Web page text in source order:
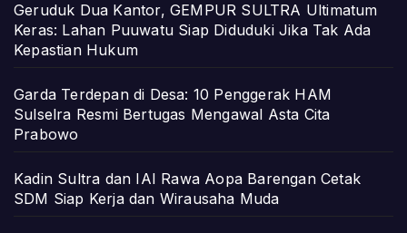
Geruduk Dua Kantor, GEMPUR SULTRA Ultimatum
Keras: Lahan Puuwatu Siap Diduduki Jika Tak Ada
Kepastian Hukum
Garda Terdepan di Desa: 10 Penggerak HAM
Sulselra Resmi Bertugas Mengawal Asta Cita
Prabowo
Kadin Sultra dan IAI Rawa Aopa Barengan Cetak
SDM Siap Kerja dan Wirausaha Muda